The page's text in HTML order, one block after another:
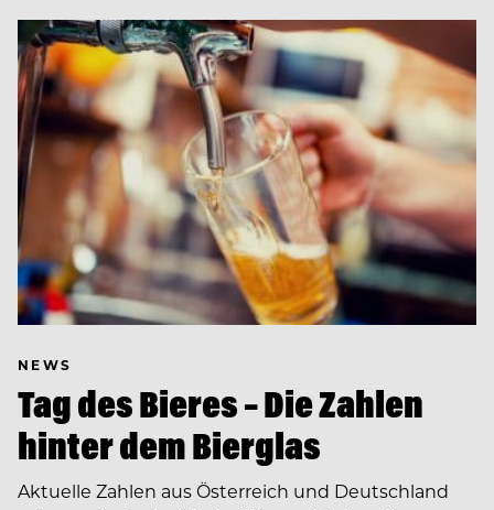
NEWS
Tag des Bieres – Die Zahlen
hinter dem Bierglas
Aktuelle Zahlen aus Österreich und Deutschland